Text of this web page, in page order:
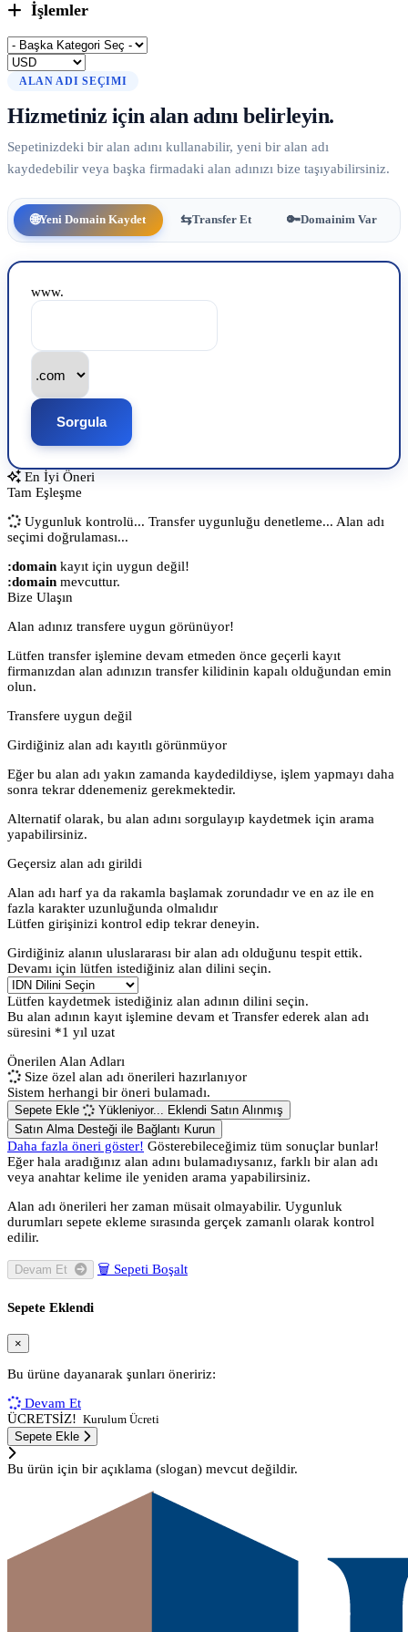
İşlemler
ALAN ADI SEÇIMI
Hizmetiniz için alan adını belirleyin.
Sepetinizdeki bir alan adını kullanabilir, yeni bir alan adı
kaydedebilir veya başka firmadaki alan adınızı bize taşıyabilirsiniz.
🌐Yeni Domain Kaydet ⇆Transfer Et 🔑Domainim Var
www.
Sorgula
En İyi Öneri
Tam Eşleşme
Uygunluk kontrolü... Transfer uygunluğu denetleme... Alan adı
seçimi doğrulaması...
:domain kayıt için uygun değil!
:domain mevcuttur.
Bize Ulaşın
Alan adınız transfere uygun görünüyor!
Lütfen transfer işlemine devam etmeden önce geçerli kayıt
firmanızdan alan adınızın transfer kilidinin kapalı olduğundan emin
olun.
Transfere uygun değil
Girdiğiniz alan adı kayıtlı görünmüyor
Eğer bu alan adı yakın zamanda kaydedildiyse, işlem yapmayı daha
sonra tekrar ddenemeniz gerekmektedir.
Alternatif olarak, bu alan adını sorgulayıp kaydetmek için arama
yapabilirsiniz.
Geçersiz alan adı girildi
Alan adı harf ya da rakamla başlamak zorundadır ve en az ile en
fazla karakter uzunluğunda olmalıdır
Lütfen girişinizi kontrol edip tekrar deneyin.
Girdiğiniz alanın uluslararası bir alan adı olduğunu tespit ettik.
Devamı için lütfen istediğiniz alan dilini seçin.
Lütfen kaydetmek istediğiniz alan adının dilini seçin.
Bu alan adının kayıt işlemine devam et Transfer ederek alan adı
süresini *1 yıl uzat
Önerilen Alan Adları
Size özel alan adı önerileri hazırlanıyor
Sistem herhangi bir öneri bulamadı.
Sepete Ekle Yükleniyor... Eklendi Satın Alınmış
Satın Alma Desteği ile Bağlantı Kurun
Daha fazla öneri göster! Gösterebileceğimiz tüm sonuçlar bunlar!
Eğer hala aradığınız alan adını bulamadıysanız, farklı bir alan adı
veya anahtar kelime ile yeniden arama yapabilirsiniz.
Alan adı önerileri her zaman müsait olmayabilir. Uygunluk
durumları sepete ekleme sırasında gerçek zamanlı olarak kontrol
edilir.
🗑 Sepeti Boşalt
Sepete Eklendi
×
Bu ürüne dayanarak şunları öneririz:
Devam Et
ÜCRETSİZ! Kurulum Ücreti
Sepete Ekle
Bu ürün için bir açıklama (slogan) mevcut değildir.